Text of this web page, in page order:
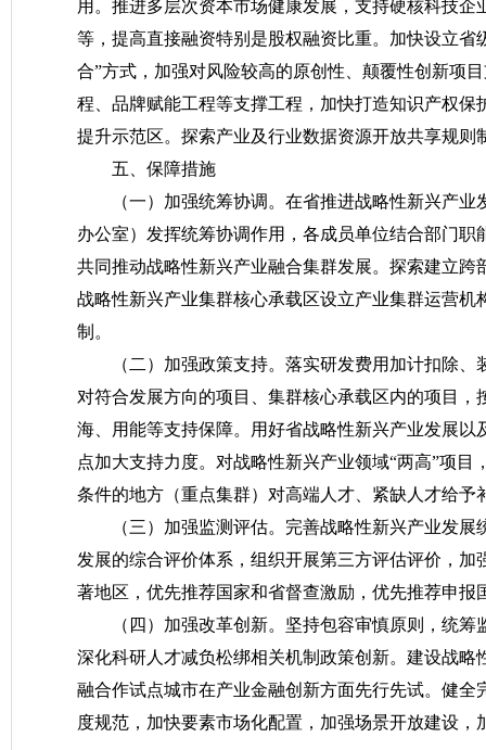
用。推进多层次资本市场健康发展，支持硬核科技
等，提高直接融资特别是股权融资比重。加快设立
合”方式，加强对风险较高的原创性、颠覆性创新项
程、品牌赋能工程等支撑工程，加快打造知识产权
提升示范区。探索产业及行业数据资源开放共享规
五、保障措施
（一）加强统筹协调。 在省推进战略性新兴产业
办公室）发挥统筹协调作用，各成员单位结合部门
共同推动战略性新兴产业融合集群发展。探索建立
战略性新兴产业集群核心承载区设立产业集群运营
制。
（二）加强政策支持。 落实研发费用加计扣除、
对符合发展方向的项目、集群核心承载区内的项目
海、用能等支持保障。用好省战略性新兴产业发展
点加大支持力度。对战略性新兴产业领域“两高”项
条件的地方（重点集群）对高端人才、紧缺人才给予
（三）加强监测评估。 完善战略性新兴产业发展
发展的综合评价体系，组织开展第三方评估评价，
著地区，优先推荐国家和省督查激励，优先推荐申报
（四）加强改革创新。 坚持包容审慎原则，统筹
深化科研人才减负松绑相关机制政策创新。建设战
融合作试点城市在产业金融创新方面先行先试。健
度规范，加快要素市场化配置，加强场景开放建设